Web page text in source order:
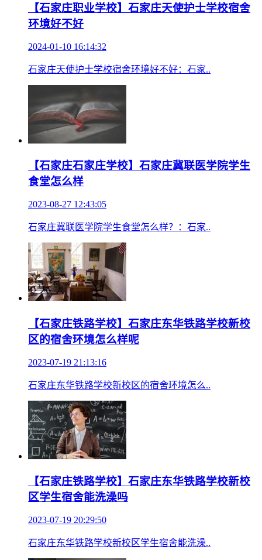
【石家庄职业学校】石家庄天使护士学校宿舍
环境好不好
2024-01-10 16:14:32
石家庄天使护士学校宿舍环境好不好：石家..
【石家庄石家庄学校】石家庄冀联医学院学生
食堂怎么样
2023-08-27 12:43:05
石家庄冀联医学院学生食堂怎么样？：石家..
【石家庄铁路学校】石家庄东华铁路学校新校
区的宿舍环境怎么样呢
2023-07-19 21:13:16
石家庄东华铁路学校新校区的宿舍环境怎么..
【石家庄铁路学校】石家庄东华铁路学校新校
区学生宿舍能洗澡吗
2023-07-19 20:29:50
石家庄东华铁路学校新校区学生宿舍能洗澡..